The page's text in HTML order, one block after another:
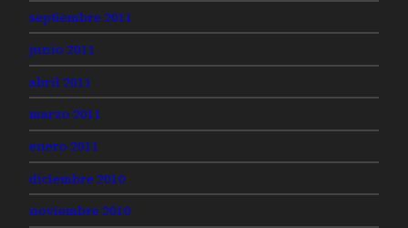
septiembre 2011
junio 2011
abril 2011
marzo 2011
enero 2011
diciembre 2010
noviembre 2010